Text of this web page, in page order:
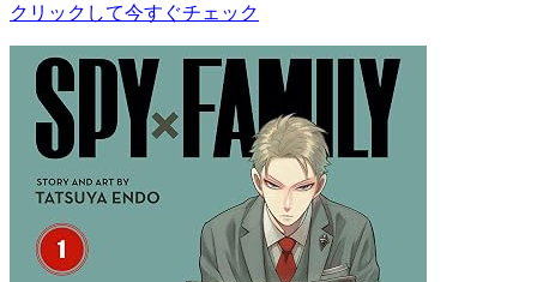
クリックして今すぐチェック